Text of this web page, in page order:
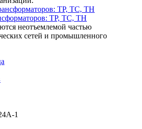
ТР, ТС, ТН
неотъемлемой частью
сетей и промышленного
1